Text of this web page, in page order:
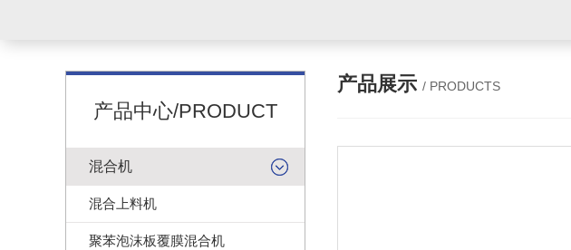
产品中心/PRODUCT
混合机
混合上料机
聚苯泡沫板覆膜混合机
产品展示 / PRODUCTS